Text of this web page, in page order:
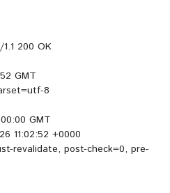
200 OK
GMT
8
GMT
11:02:52 +0000
revalidate, post-check=0, pre-